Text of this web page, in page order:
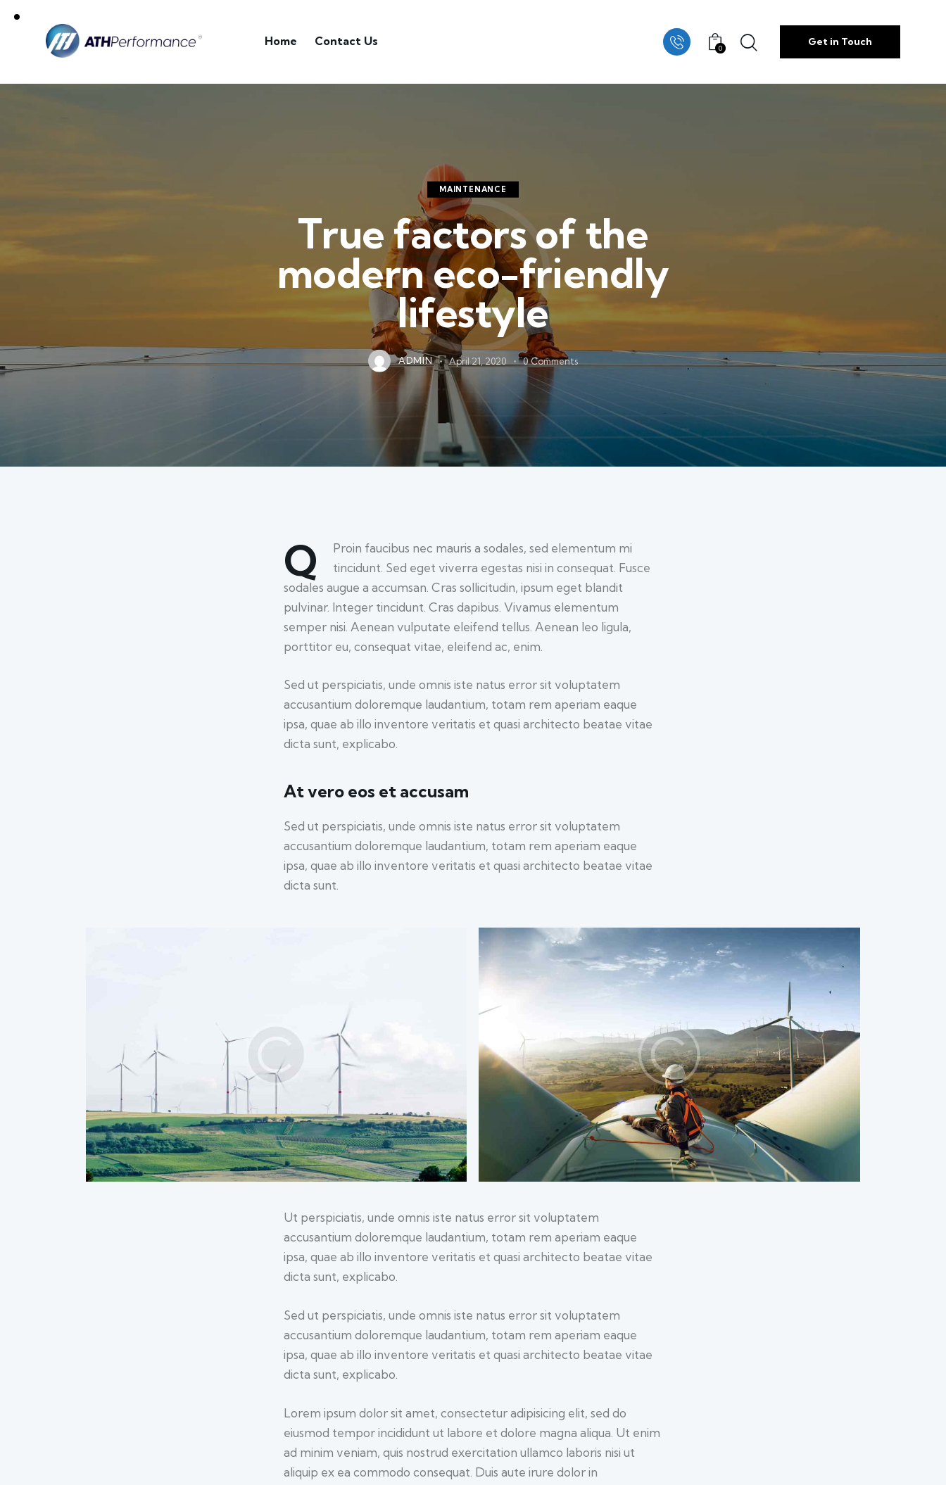
Home Contact Us
0
Get in Touch
MAINTENANCE
True factors of the
modern eco-friendly
lifestyle
ADMIN April 21, 2020 0 Comments
Q
Proin faucibus nec mauris a sodales, sed elementum mi
tincidunt. Sed eget viverra egestas nisi in consequat. Fusce
sodales augue a accumsan. Cras sollicitudin, ipsum eget blandit
pulvinar. Integer tincidunt. Cras dapibus. Vivamus elementum
semper nisi. Aenean vulputate eleifend tellus. Aenean leo ligula,
porttitor eu, consequat vitae, eleifend ac, enim.
Sed ut perspiciatis, unde omnis iste natus error sit voluptatem
accusantium doloremque laudantium, totam rem aperiam eaque
ipsa, quae ab illo inventore veritatis et quasi architecto beatae vitae
dicta sunt, explicabo.
At vero eos et accusam
Sed ut perspiciatis, unde omnis iste natus error sit voluptatem
accusantium doloremque laudantium, totam rem aperiam eaque
ipsa, quae ab illo inventore veritatis et quasi architecto beatae vitae
dicta sunt.
Ut perspiciatis, unde omnis iste natus error sit voluptatem
accusantium doloremque laudantium, totam rem aperiam eaque
ipsa, quae ab illo inventore veritatis et quasi architecto beatae vitae
dicta sunt, explicabo.
Sed ut perspiciatis, unde omnis iste natus error sit voluptatem
accusantium doloremque laudantium, totam rem aperiam eaque
ipsa, quae ab illo inventore veritatis et quasi architecto beatae vitae
dicta sunt, explicabo.
Lorem ipsum dolor sit amet, consectetur adipisicing elit, sed do
eiusmod tempor incididunt ut labore et dolore magna aliqua. Ut enim
ad minim veniam, quis nostrud exercitation ullamco laboris nisi ut
aliquip ex ea commodo consequat. Duis aute irure dolor in